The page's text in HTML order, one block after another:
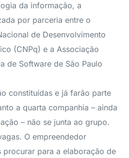
da informação, a
por parceria entre o
de Desenvolvimento
(CNPq) e a Associação
de Software de São Paulo
constituídas e já farão parte
a quarta companhia – ainda
– não se junta ao grupo.
O empreendedor
procurar para a elaboração de